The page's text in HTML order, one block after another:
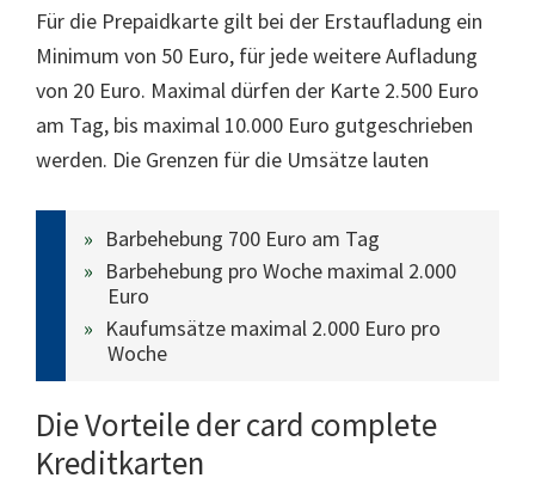
Für die Prepaidkarte gilt bei der Erstaufladung ein
Minimum von 50 Euro, für jede weitere Aufladung
von 20 Euro. Maximal dürfen der Karte 2.500 Euro
am Tag, bis maximal 10.000 Euro gutgeschrieben
werden. Die Grenzen für die Umsätze lauten
Barbehebung 700 Euro am Tag
Barbehebung pro Woche maximal 2.000
Euro
Kaufumsätze maximal 2.000 Euro pro
Woche
Die Vorteile der card complete
Kreditkarten